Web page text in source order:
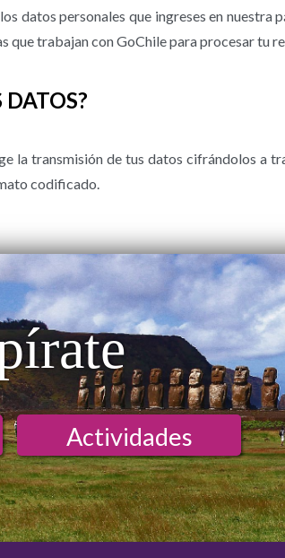
datos personales que ingreses en
que trabajan con GoChile para procesar tu
la transmisión de tus datos cifrándolos a
codificado.
Actividades